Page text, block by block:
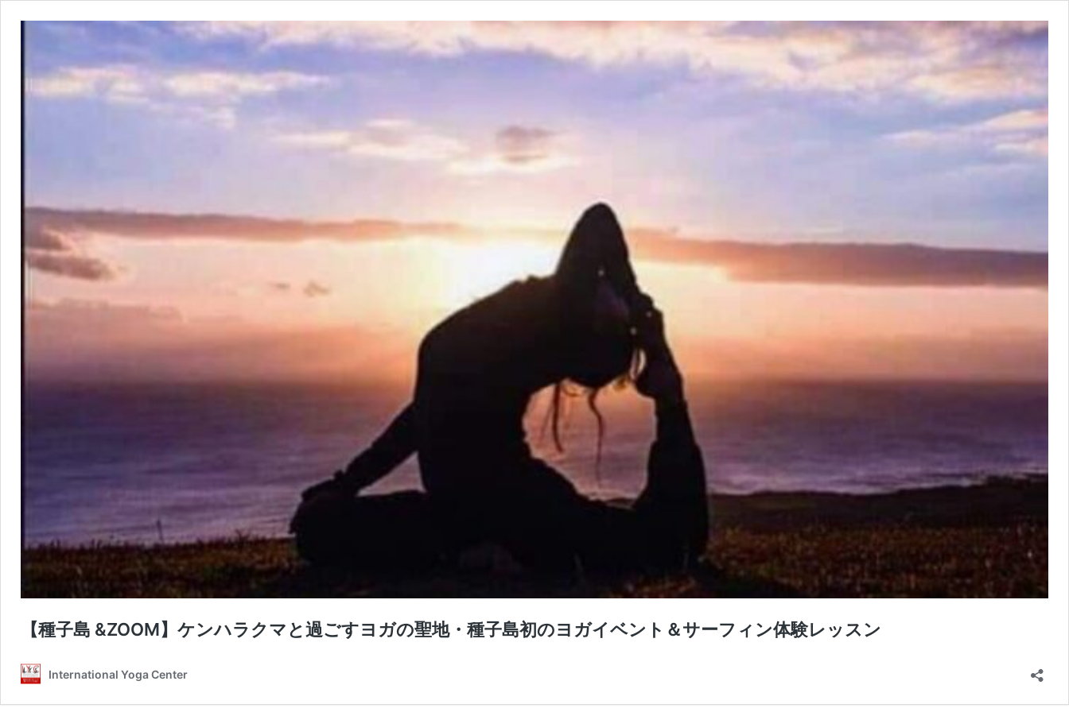
【種子島 &ZOOM】ケンハラクマと過ごすヨガの聖地・種子島初のヨガイベント＆サーフィン体験レッスン
International Yoga Center